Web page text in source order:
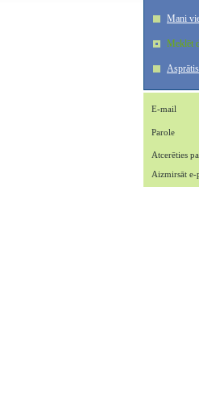
Mani
Meklēt
Asprātis
E-mail
Parole
Atcerēties
Aizmirsāt e-